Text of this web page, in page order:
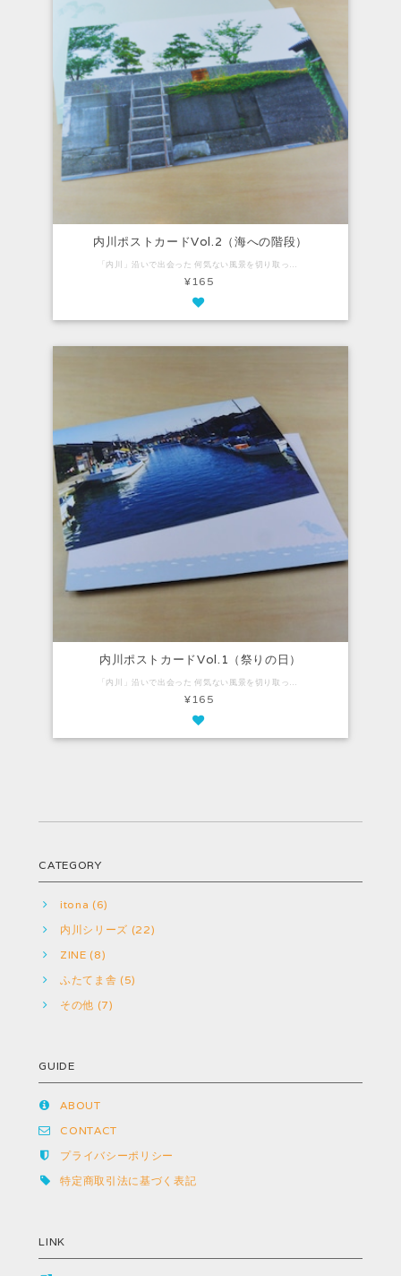
内川ポストカードVol.2（海への階段）
「内川」沿いで出会った 何気ない風景を切り取ったポストカード。 ナチュラルで気品があり、 柔らかい風合いのファインペーパーを使用しています。 Vol.2は、内川沿いからすぐ近くの海へ向かう階段。 こういう階段がいたるところにあります。 【内容】 ・ポストカード：1枚（100mm×148mm）
¥165
内川ポストカードVol.1（祭りの日）
「内川」沿いで出会った 何気ない風景を切り取ったポストカード。 ナチュラルで気品があり、 柔らかい風合いのファインペーパーを使用しています。 Vol.1は、中の橋から立山連峰（うっすら見えます）を眺めた風景。 地元のお祭りで、川にかかる橋には大漁旗が飾られています。 【内容】 ・ポストカード：1枚（100mm×148mm）
¥165
CATEGORY
itona (6)
内川シリーズ (22)
ZINE (8)
ふたてま舎 (5)
その他 (7)
GUIDE
ABOUT
CONTACT
プライバシーポリシー
特定商取引法に基づく表記
LINK